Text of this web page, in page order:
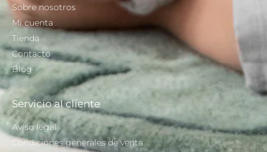
Sobre nosotros
Mi cuenta
Tienda
Contacto
Blog
Servicio al cliente
Aviso legal
Condiciones generales de venta